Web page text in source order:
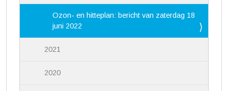
Ozon- en hitteplan: bericht van zaterdag 18
juni 2022
2021
2020